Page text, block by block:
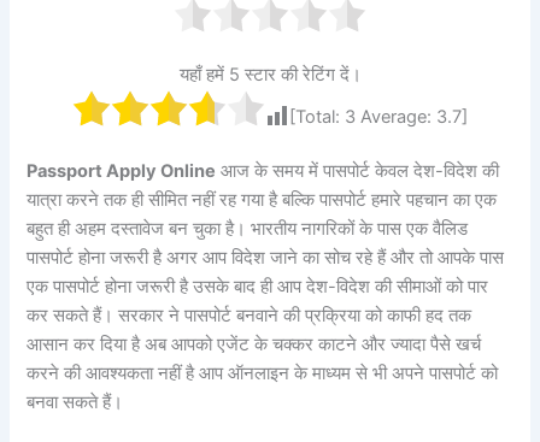
यहाँ हमें 5 स्टार की रेटिंग दें।
[Total: 3 Average: 3.7]
Passport Apply Online आज के समय में पासपोर्ट केवल देश-विदेश की
यात्रा करने तक ही सीमित नहीं रह गया है बल्कि पासपोर्ट हमारे पहचान का एक
बहुत ही अहम दस्तावेज बन चुका है। भारतीय नागरिकों के पास एक वैलिड
पासपोर्ट होना जरूरी है अगर आप विदेश जाने का सोच रहे हैं और तो आपके पास
एक पासपोर्ट होना जरूरी है उसके बाद ही आप देश-विदेश की सीमाओं को पार
कर सकते हैं। सरकार ने पासपोर्ट बनवाने की प्रक्रिया को काफी हद तक
आसान कर दिया है अब आपको एजेंट के चक्कर काटने और ज्यादा पैसे खर्च
करने की आवश्यकता नहीं है आप ऑनलाइन के माध्यम से भी अपने पासपोर्ट को
बनवा सकते हैं।